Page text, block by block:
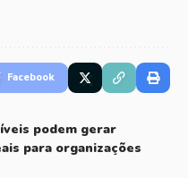
Facebook
podem gerar
para organizações